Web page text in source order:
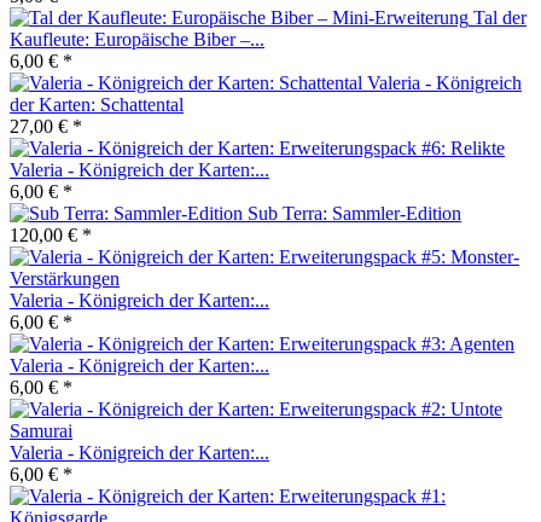
Tal der
Kaufleute: Europäische Biber –...
6,00 € *
Valeria - Königreich
der Karten: Schattental
27,00 € *
Valeria - Königreich der Karten:...
6,00 € *
Sub Terra: Sammler-Edition
120,00 € *
Valeria - Königreich der Karten:...
6,00 € *
Valeria - Königreich der Karten:...
6,00 € *
Valeria - Königreich der Karten:...
6,00 € *